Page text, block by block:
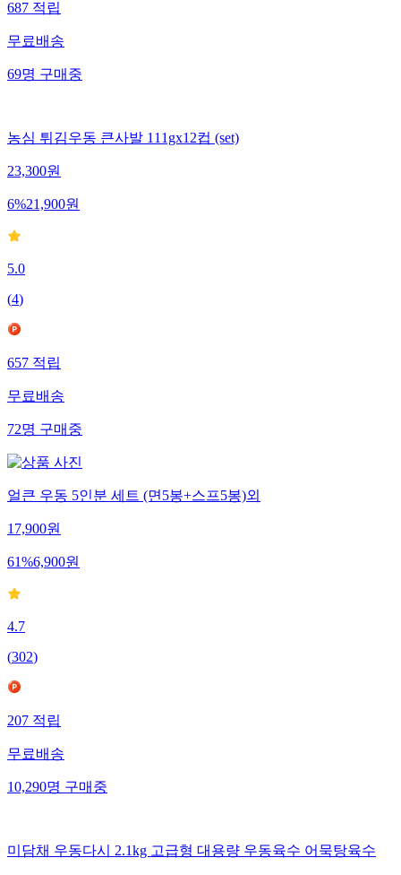
687 적립
무료배송
69명 구매중
농심 튀김우동 큰사발 111gx12컵 (set)
23,300원
6%21,900원
5.0
(4)
657 적립
무료배송
72명 구매중
얼큰 우동 5인분 세트 (면5봉+스프5봉)외
17,900원
61%6,900원
4.7
(302)
207 적립
무료배송
10,290명 구매중
미담채 우동다시 2.1kg 고급형 대용량 우동육수 어묵탕육수